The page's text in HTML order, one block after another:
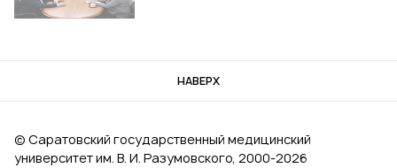
НАВЕРХ
© Саратовский государственный медицинский
университет им. В. И. Разумовского, 2000‑2026